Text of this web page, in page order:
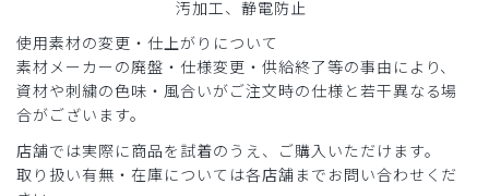
汚加工、静電防止
使用素材の変更・仕上がりについて
素材メーカーの廃盤・仕様変更・供給終了等の事由により、
資材や刺繍の色味・風合いがご注文時の仕様と若干異なる場
合がございます。
店舗では実際に商品を試着のうえ、ご購入いただけます。
取り扱い有無・在庫については各店舗までお問い合わせくだ